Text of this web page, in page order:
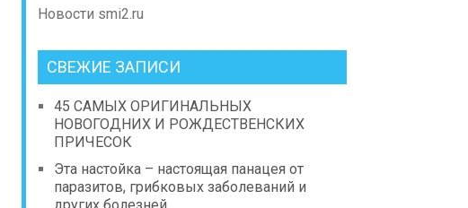
Новости smi2.ru
СВЕЖИЕ ЗАПИСИ
45 САМЫХ ОРИГИНАЛЬНЫХ
НОВОГОДНИХ И РОЖДЕСТВЕНСКИХ
ПРИЧЕСОК
Эта настойка – настоящая панацея от
паразитов, грибковых заболеваний и